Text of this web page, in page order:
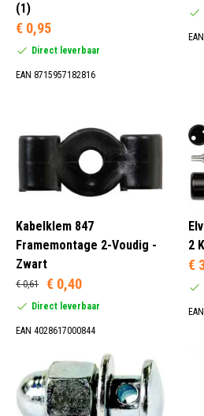
(1)
€ 0,95
Direct leverbaar
EAN 8715957182816
Kabelklem 847
Framemontage 2-Voudig -
Zwart
€ 0,61 € 0,40
Direct leverbaar
EAN 4028617000844
2
€